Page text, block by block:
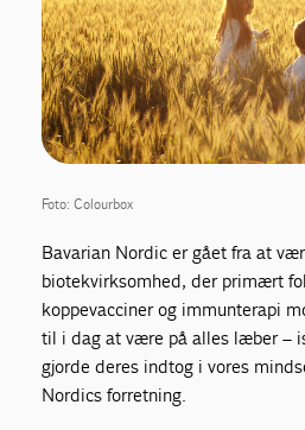
Foto: Colourbox
Bavarian Nordic er gået fra at
biotekvirksomhed, der primært
koppevacciner og immunterapi
til i dag at være på alles læber –
gjorde deres indtog i vores
Nordics forretning.